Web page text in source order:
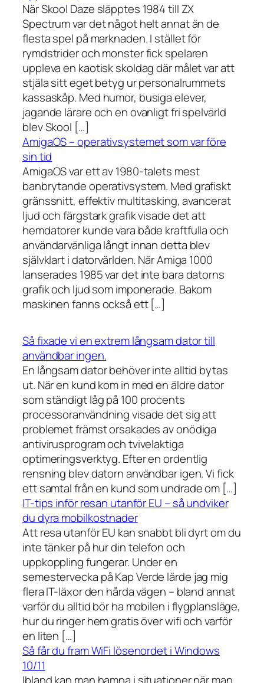
När Skool Daze släpptes 1984 till ZX
Spectrum var det något helt annat än de
flesta spel på marknaden. I stället för
rymdstrider och monster fick spelaren
uppleva en kaotisk skoldag där målet var att
stjäla sitt eget betyg ur personalrummets
kassaskåp. Med humor, busiga elever,
jagande lärare och en ovanligt fri spelvärld
blev Skool […]
AmigaOS – operativsystemet som var före
sin tid
AmigaOS var ett av 1980-talets mest
banbrytande operativsystem. Med grafiskt
gränssnitt, effektiv multitasking, avancerat
ljud och färgstark grafik visade det att
hemdatorer kunde vara både kraftfulla och
användarvänliga långt innan detta blev
självklart i datorvärlden. När Amiga 1000
lanserades 1985 var det inte bara datorns
grafik och ljud som imponerade. Bakom
maskinen fanns också ett […]
Så fixade vi en extrem långsam dator till
användbar ingen.
En långsam dator behöver inte alltid bytas
ut. När en kund kom in med en äldre dator
som ständigt låg på 100 procents
processoranvändning visade det sig att
problemet främst orsakades av onödiga
antivirusprogram och tvivelaktiga
optimeringsverktyg. Efter en ordentlig
rensning blev datorn användbar igen. Vi fick
ett samtal från en kund som undrade om […]
IT-tips inför resan utanför EU – så undviker
du dyra mobilkostnader
Att resa utanför EU kan snabbt bli dyrt om du
inte tänker på hur din telefon och
uppkoppling fungerar. Under en
semestervecka på Kap Verde lärde jag mig
flera IT-läxor den hårda vägen – bland annat
varför du alltid bör ha mobilen i flygplansläge,
hur du ringer hem gratis över wifi och varför
en liten […]
Så får du fram WiFi lösenordet i Windows
10/11